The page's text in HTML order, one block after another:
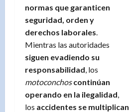
normas que garanticen
seguridad, orden y
derechos laborales
Mientras las autoridades
siguen evadiendo su
responsabilidad , los
motoconchos continúan
operando en la ilegalidad
los accidentes se multiplican